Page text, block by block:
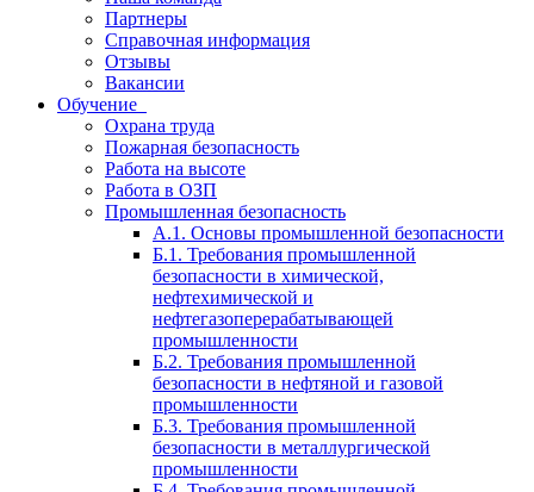
Партнеры
Справочная информация
Отзывы
Вакансии
Обучение
Охрана труда
Пожарная безопасность
Работа на высоте
Работа в ОЗП
Промышленная безопасность
А.1. Основы промышленной безопасности
Б.1. Требования промышленной
безопасности в химической,
нефтехимической и
нефтегазоперерабатывающей
промышленности
Б.2. Требования промышленной
безопасности в нефтяной и газовой
промышленности
Б.3. Требования промышленной
безопасности в металлургической
промышленности